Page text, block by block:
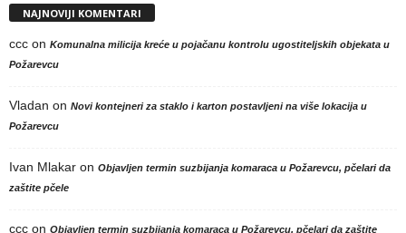
NAJNOVIJI KOMENTARI
ccc on Komunalna milicija kreće u pojačanu kontrolu ugostiteljskih objekata u
Požarevcu
Vladan on Novi kontejneri za staklo i karton postavljeni na više lokacija u
Požarevcu
Ivan Mlakar on Objavljen termin suzbijanja komaraca u Požarevcu, pčelari da
zaštite pčele
ccc on Objavljen termin suzbijanja komaraca u Požarevcu, pčelari da zaštite